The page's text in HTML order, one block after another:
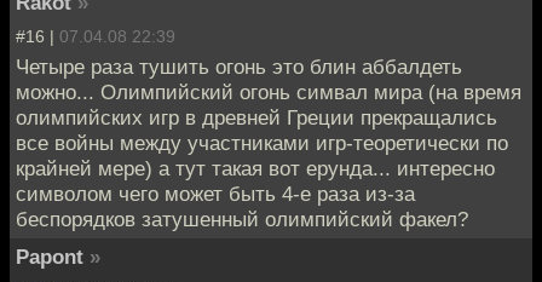
#16 | 07.04.08 22:39
Четыре раза тушить огонь это блин аббалдеть
можно... Олимпийский огонь симвал мира (на время
олимпийских игр в древней Греции прекращались
все войны между участниками игр-теоретически по
крайней мере) а тут такая вот ерунда... интересно
символом чего может быть 4-е раза из-за
беспорядков затушенный олимпийский факел?
Papont »